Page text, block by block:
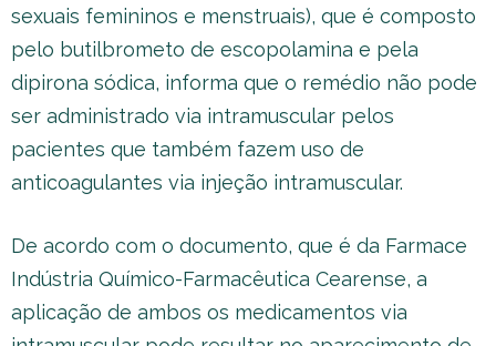
sexuais femininos e menstruais), que é composto
pelo butilbrometo de escopolamina e pela
dipirona sódica, informa que o remédio não pode
ser administrado via intramuscular pelos
pacientes que também fazem uso de
anticoagulantes via injeção intramuscular.
De acordo com o documento, que é da Farmace
Indústria Químico-Farmacêutica Cearense, a
aplicação de ambos os medicamentos via